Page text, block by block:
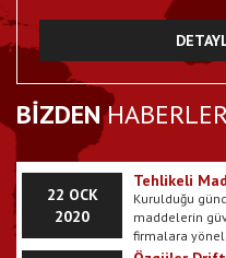
BİZDEN
22 EYL 2017
Galeri
Araçlarımıza
11 MAR
Corona
virüsü
Avrupa, Asya,
her ülkede
kişinin
temel
maske
Corona virüsü
öksürmesi
geçişine
22 OCK
2020
Tehlikeli
Kurulduğu
maddelerin
firmalara